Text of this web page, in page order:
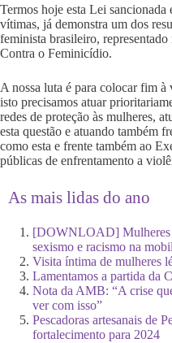
Termos hoje esta Lei sancionada
vítimas, já demonstra um dos
feminista brasileiro,
Contra o Feminicídio.
A nossa luta é para colocar fim à
isto precisamos atuar
redes de proteção às mulheres,
esta questão e atuando também
como esta e frente também ao
públicas de enfrentamento a
As mais lidas do ano
[DOWNLOAD] Mulheres
sexismo e racismo na
Visita íntima de mulheres
Lamentamos a partida da
Nota da AMB: “A crise
ver com isso”
Pescadoras artesanais de
fortalecimento para 2024